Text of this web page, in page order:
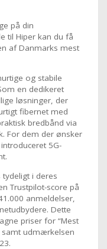
på din
til Hiper kan du få
af Danmarks mest
og stabile
en dedikeret
løsninger, der
fibernet med
bredbånd via
For dem der ønsker
5G-
tydeligt i deres
Trustpilot-score på
anmeldelser,
Dette
priser for “Mest
samt udmærkelsen